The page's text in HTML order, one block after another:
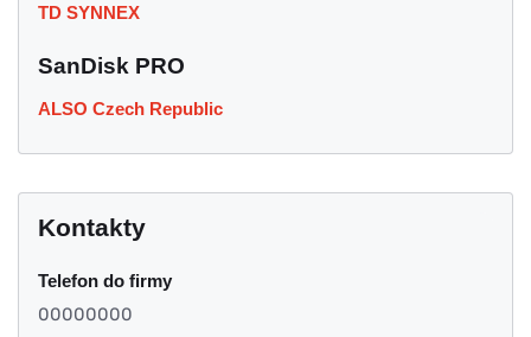
TD SYNNEX
SanDisk PRO
ALSO Czech Republic
Kontakty
Telefon do firmy
00000000